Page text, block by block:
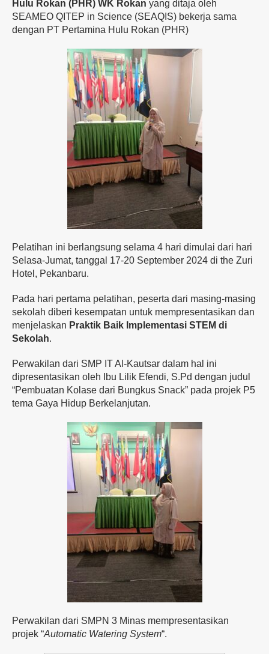
Hulu Rokan (PHR) WK Rokan yang ditaja oleh
SEAMEO QITEP in Science (SEAQIS) bekerja sama
dengan PT Pertamina Hulu Rokan (PHR)
Pelatihan ini berlangsung selama 4 hari dimulai dari hari
Selasa-Jumat, tanggal 17-20 September 2024 di the Zuri
Hotel, Pekanbaru.
Pada hari pertama pelatihan, peserta dari masing-masing
sekolah diberi kesempatan untuk mempresentasikan dan
menjelaskan Praktik Baik Implementasi STEM di
Sekolah.
Perwakilan dari SMP IT Al-Kautsar dalam hal ini
dipresentasikan oleh Ibu Lilik Efendi, S.Pd dengan judul
“Pembuatan Kolase dari Bungkus Snack” pada projek P5
tema Gaya Hidup Berkelanjutan.
Perwakilan dari SMPN 3 Minas mempresentasikan
projek “Automatic Watering System“.